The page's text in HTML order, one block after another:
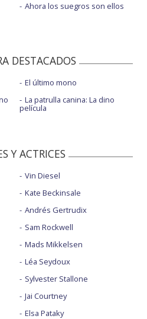
Ahora los suegros son ellos
DESTACADOS
El último mono
La patrulla canina: La dino
película
Y ACTRICES
Vin Diesel
Kate Beckinsale
Andrés Gertrudix
Sam Rockwell
Mads Mikkelsen
Léa Seydoux
Sylvester Stallone
Jai Courtney
Elsa Pataky